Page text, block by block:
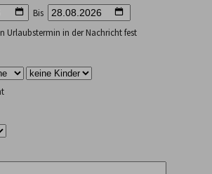
Bis
Urlaubstermin in der Nachricht fest